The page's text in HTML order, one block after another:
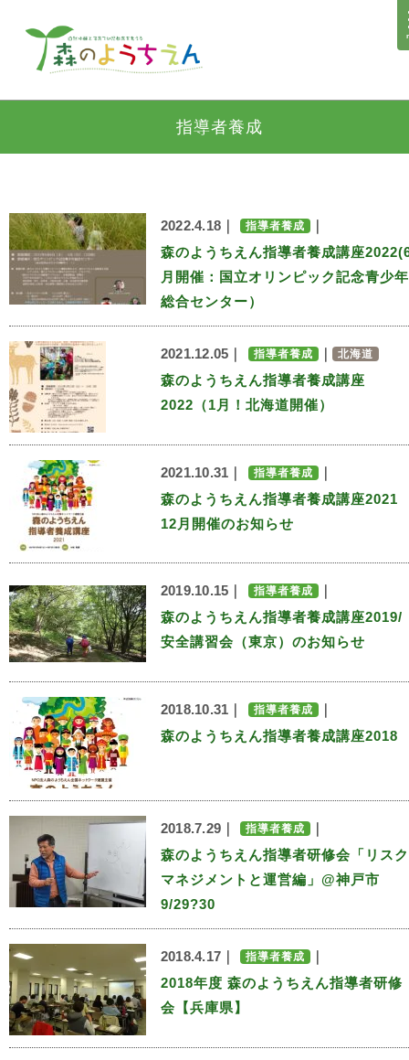
指導者養成
2022.4.18｜ 指導者養成
森のようちえん指導者養成講座
月開催：国立オリンピック記念青少年
総合センター）
2021.12.05｜ 指導者養成 ｜ 北海道
森のようちえん指導者養成講座
2022（1月！北海道開催）
2021.10.31｜ 指導者養成 ｜
森のようちえん指導者養成講座
12月開催のお知らせ
2019.10.15｜ 指導者養成 ｜
森のようちえん指導者養成講座2019/
安全講習会（東京）のお知らせ
2018.10.31｜ 指導者養成 ｜
森のようちえん指導者養成講座2018
2018.7.29｜ 指導者養成
森のようちえん指導者研修会「リスク
マネジメントと運営編」@神戸市
9/29?30
2018.4.17｜ 指導者養成
2018年度 森のようちえん指導者研修
会【兵庫県】